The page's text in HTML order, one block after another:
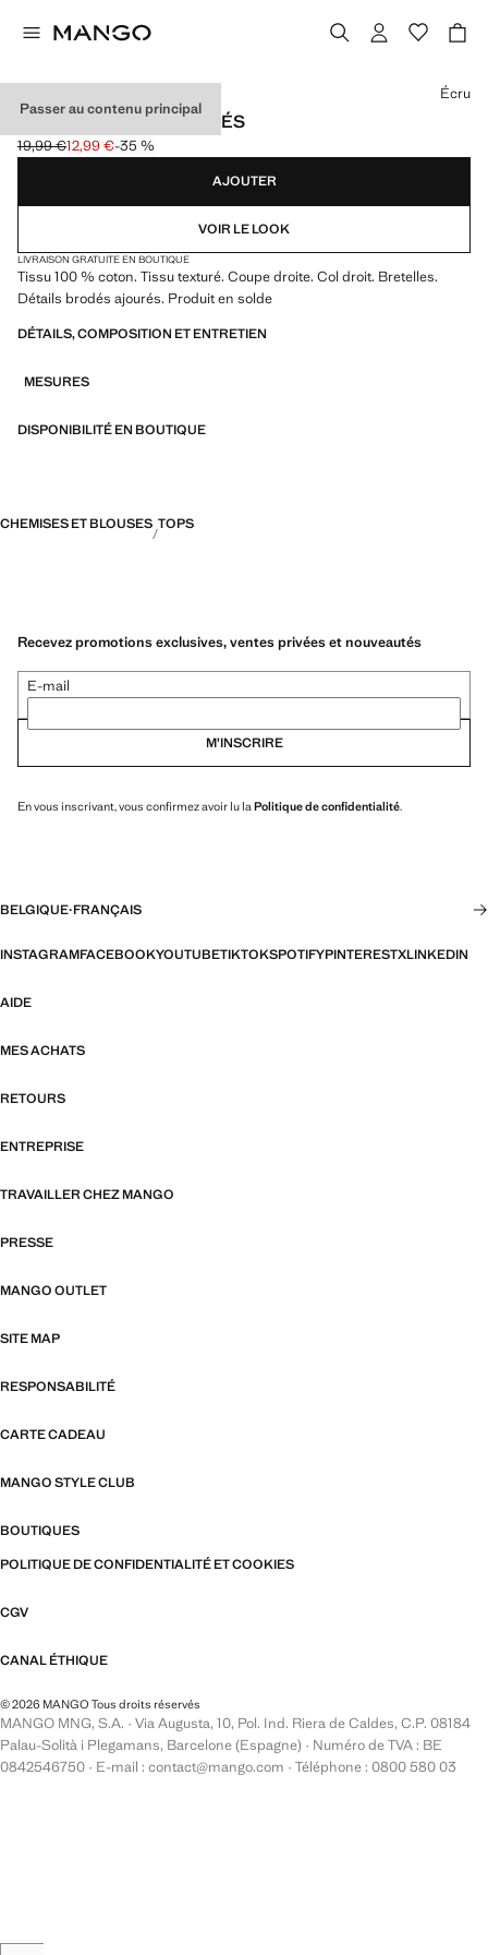
Passer au contenu principal
BLOUSE DÉTAILS BRODÉS
Prix initial barré [19,99 € ]
19,99 €
Prix actuel [12,99 € ]
12,99 €-35 %
Choisissez une couleur
Écru
AJOUTER
VOIR LE LOOK
LIVRAISON GRATUITE EN BOUTIQUE
Tissu 100 % coton. Tissu texturé. Coupe droite. Col droit. Bretelles.
Détails brodés ajourés. Produit en solde
DÉTAILS, COMPOSITION ET ENTRETIEN
MESURES
DISPONIBILITÉ EN BOUTIQUE
CHEMISES ET BLOUSES TOPS
Recevez promotions exclusives, ventes privées et nouveautés
E-mail
M’INSCRIRE
En vous inscrivant, vous confirmez avoir lu la Politique de confidentialité.
BELGIQUE·FRANÇAIS
INSTAGRAMFACEBOOKYOUTUBETIKTOKSPOTIFYPINTERESTXLINKEDIN
AIDE
MES ACHATS
RETOURS
ENTREPRISE
TRAVAILLER CHEZ MANGO
PRESSE
MANGO OUTLET
SITE MAP
RESPONSABILITÉ
CARTE CADEAU
MANGO STYLE CLUB
BOUTIQUES
POLITIQUE DE CONFIDENTIALITÉ ET COOKIES
CGV
CANAL ÉTHIQUE
© 2026 MANGO Tous droits réservés
MANGO MNG, S.A. · Via Augusta, 10, Pol. Ind. Riera de Caldes, C.P. 08184
Palau-Solità i Plegamans, Barcelone (Espagne) · Numéro de TVA : BE
0842546750 · E-mail : contact@mango.com · Téléphone : 0800 580 03